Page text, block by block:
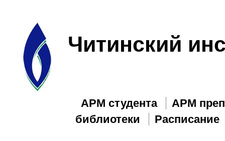
Читинский
АРМ студента
АРМ
библиотеки
Расписание